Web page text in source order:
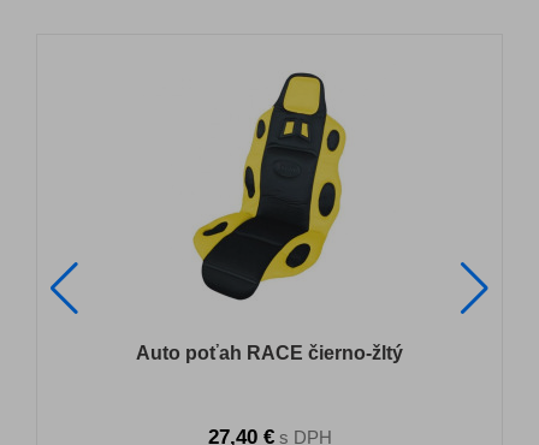
Auto poťah RACE čierno-žltý
27,40 €s DPH